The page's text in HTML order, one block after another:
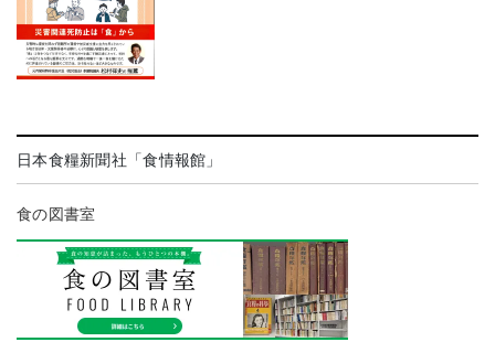
日本食糧新聞社「食情報館」
食の図書室